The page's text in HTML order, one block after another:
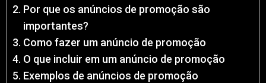
Por que os anúncios de promoção são
importantes?
Como fazer um anúncio de promoção
O que incluir em um anúncio de promoção
Exemplos de anúncios de promoção